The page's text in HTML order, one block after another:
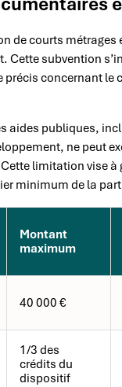
de courts métrages
Cette subvention
précis concernant le
aides publiques,
ne peut
limitation vise à
minimum de la
Montant
maximum
40 000 €
1/3 des
crédits du
dispositif